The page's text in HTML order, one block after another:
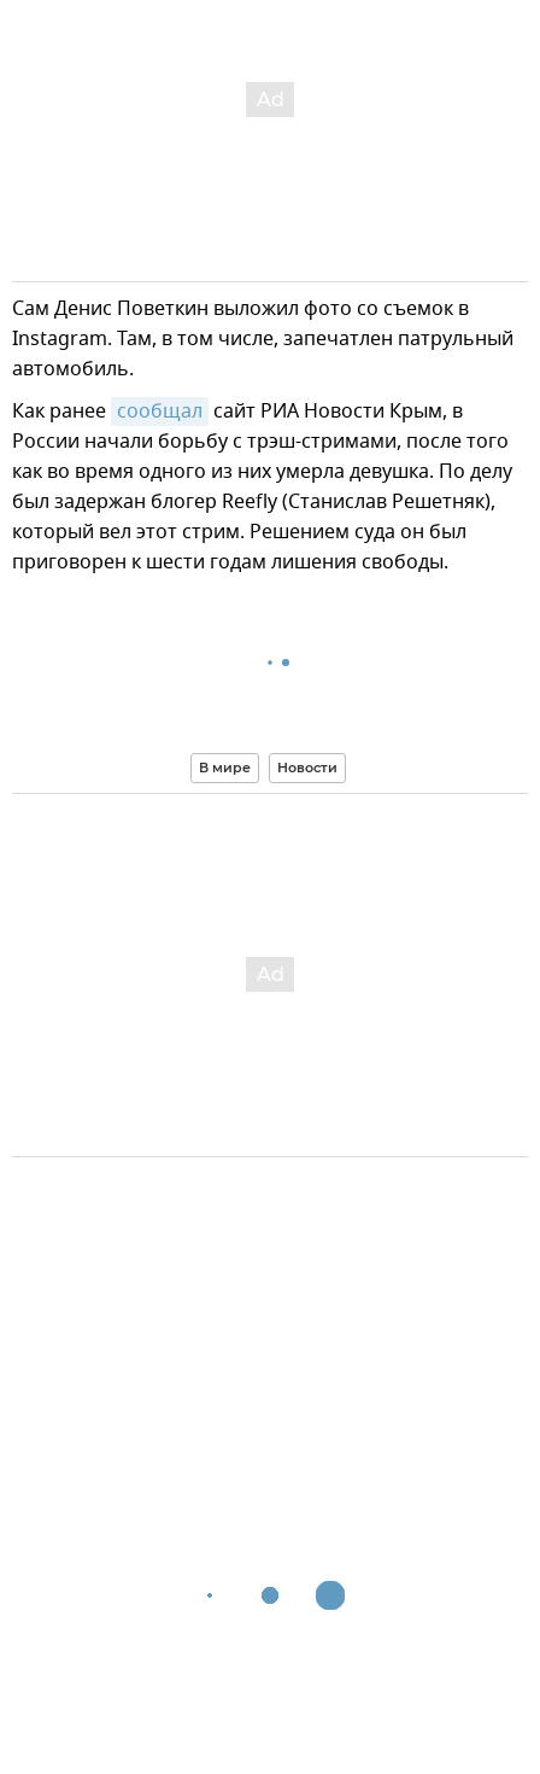
Сам Денис Поветкин выложил фото со съемок в
Instagram. Там, в том числе, запечатлен патрульный
автомобиль.
Как ранее сообщал сайт РИА Новости Крым, в
России начали борьбу с трэш-стримами, после того
как во время одного из них умерла девушка. По делу
был задержан блогер Reefly (Станислав Решетняк),
который вел этот стрим. Решением суда он был
приговорен к шести годам лишения свободы.
В мире Новости